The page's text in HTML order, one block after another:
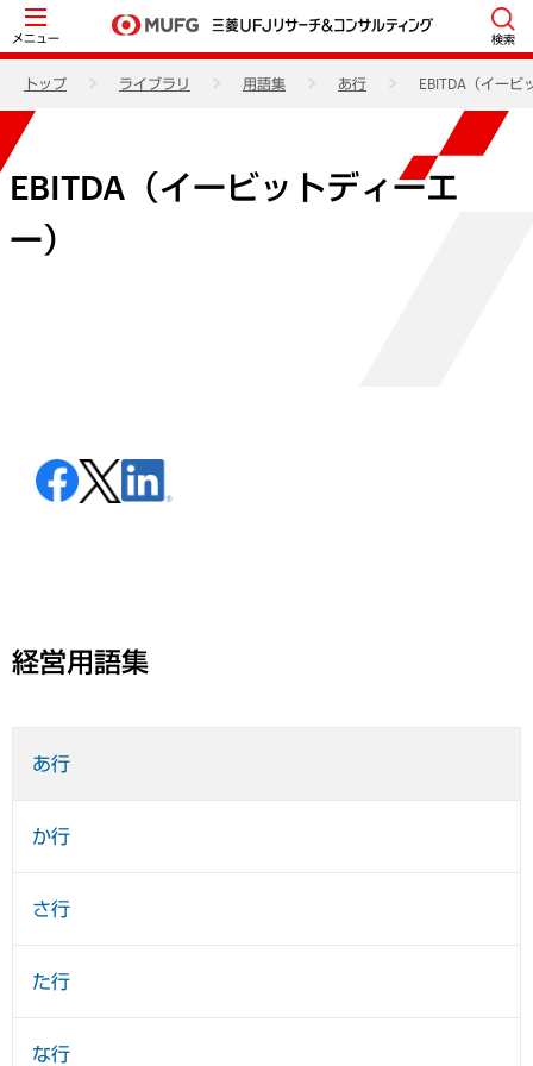
メニュー 検索
トップ ライブラリ 用語集 あ行 EBITDA（イービ
EBITDA（イービットディーエ
ー）
経営用語集
あ行
か行
さ行
た行
な行